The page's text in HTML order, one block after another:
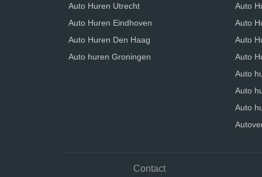
Auto Huren Utrecht
Auto Huren Eindhoven
Auto Huren Den Haag
Auto huren Groningen
Auto
Auto
Auto
Auto
Auto
Auto
Auto
Contact